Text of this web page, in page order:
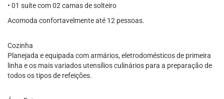
• 01 suíte com 02 camas de solteiro
Acomoda confortavelmente até 12 pessoas.
Cozinha
Planejada e equipada com armários, eletrodomésticos de primeira
linha e os mais variados utensílios culinários para a preparação de
todos os tipos de refeições.